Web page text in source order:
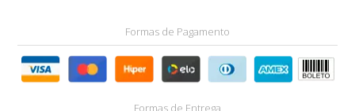
Formas de Pagamento